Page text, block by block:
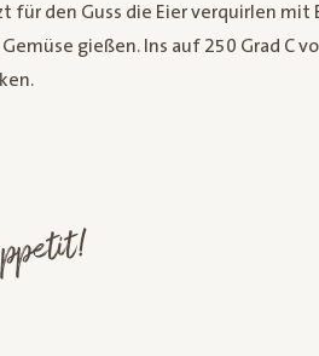
für den Guss die Eier verquirlen
Gemüse gießen. Ins auf 250 Grad C